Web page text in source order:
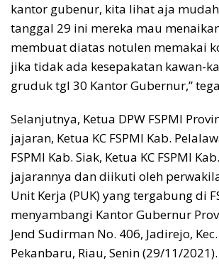
kantor gubenur, kita lihat aja
tanggal 29 ini mereka mau
membuat diatas notulen memakai
jika tidak ada kesepakatan kawan-
gruduk tgl 30 Kantor Gubernur,”
Selanjutnya, Ketua DPW FSPMI
jajaran, Ketua KC FSPMI Kab.
FSPMI Kab. Siak, Ketua KC FSPMI
jajarannya dan diikuti oleh
Unit Kerja (PUK) yang tergabung di
menyambangi Kantor Gubernur
Jend Sudirman No. 406, Jadirejo,
Pekanbaru, Riau, Senin (29/11/2021).